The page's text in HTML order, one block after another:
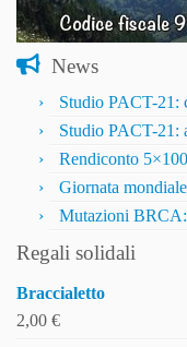
News
Studio PACT-21:
Studio PACT-21:
Rendiconto
Giornata
Mutazioni
Regali solidali
Braccialetto
2,00 €